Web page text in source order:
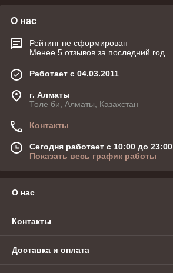
О нас
Рейтинг не сформирован
Менее 5 отзывов за последний год
Работает с 04.03.2011
г. Алматы
Толе би, Алматы, Казахстан
Контакты
Сегодня работает с 10:00 до 23:00
Показать весь график работы
О нас
Контакты
Доставка и оплата